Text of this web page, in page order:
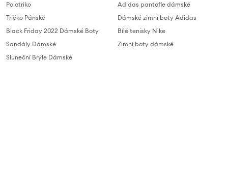
Polotriko
Tričko Pánské
Black Friday 2022 Dámské Boty
Sandály Dámské
Sluneční Brýle Dámské
Adidas pantofle dámské
Dámské zimní boty Adidas
Bílé tenisky Nike
Zimní boty dámské